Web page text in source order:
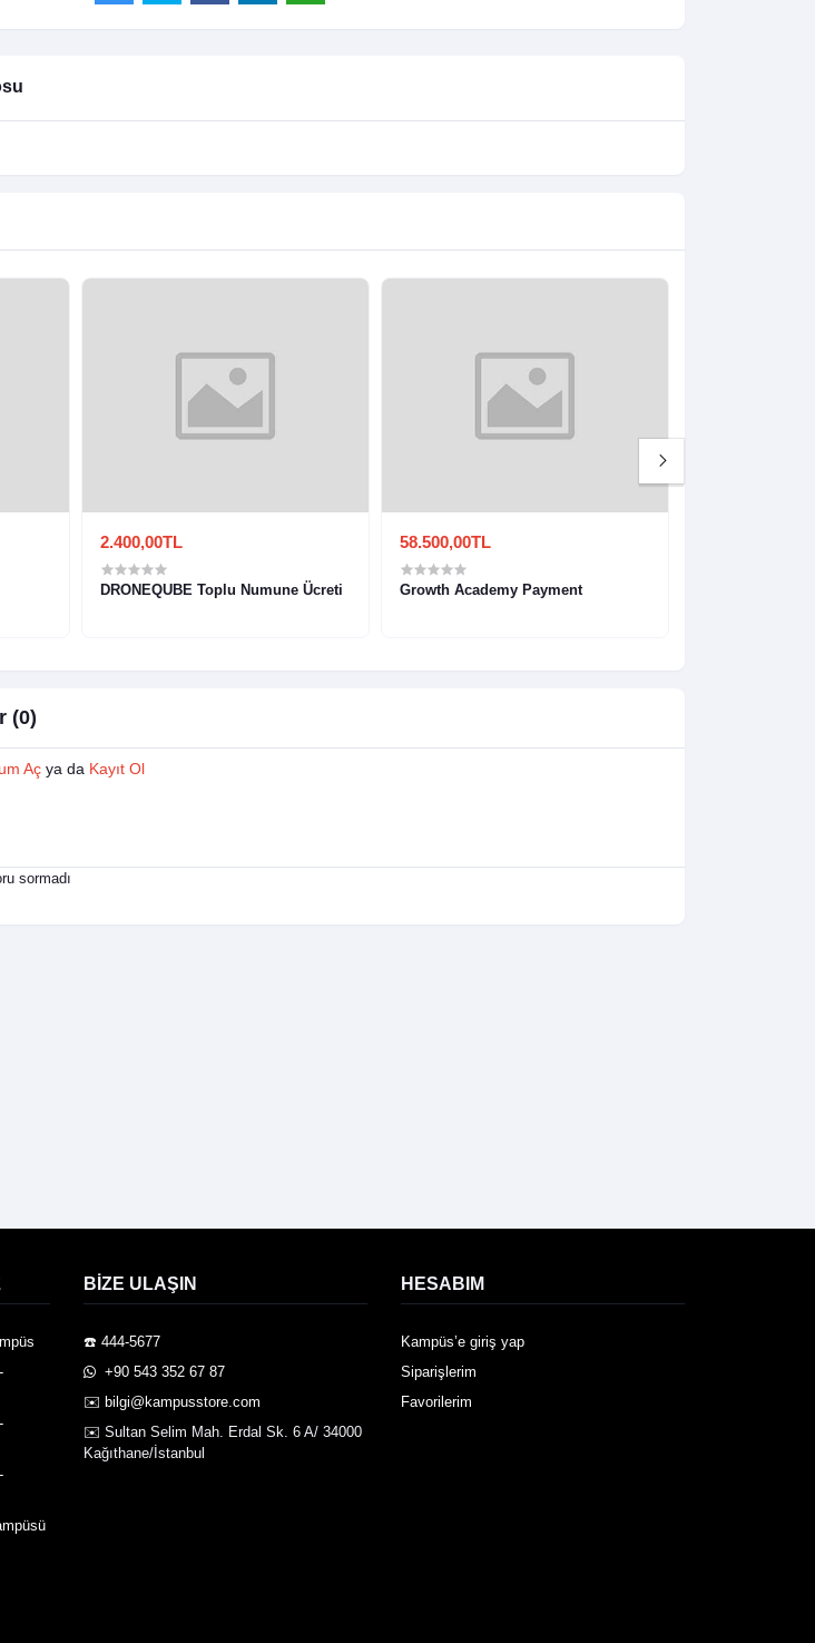
2.400,00TL
DRONEQUBE Toplu Numune Ücreti
58.500,00TL
Growth Academy Payment
(0)
Açya da Kayıt Ol
sormadı
BIZE ULAŞIN
☎️ 444-5677
️ +90 543 352 67 87
✉️ bilgi@kampusstore.com
✉️ Sultan Selim Mah. Erdal Sk. 6 A/ 34000
Kağıthane/İstanbul
HESABIM
Kampüs’e giriş yap
Siparişlerim
Favorilerim